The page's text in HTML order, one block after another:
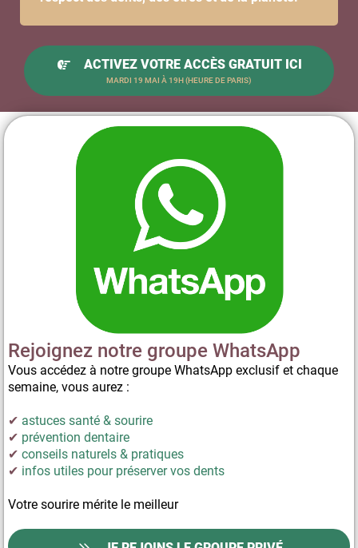
ACTIVEZ VOTRE ACCÈS GRATUIT ICI
MARDI 19 MAI À 19H (HEURE DE PARIS)
Rejoignez notre groupe WhatsApp
Vous accédez à notre groupe WhatsApp exclusif et chaque
semaine, vous aurez :
✔ astuces santé & sourire
✔ prévention dentaire
✔ conseils naturels & pratiques
✔ infos utiles pour préserver vos dents
Votre sourire mérite le meilleur